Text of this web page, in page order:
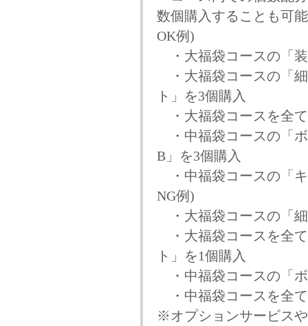
数個購入することも可
OK例)
・大福袋コースの「
・大福袋コースの「
ト」を3個購入
・大福袋コースを全
・中福袋コースの「
B」を3個購入
・中福袋コースの「
NG例)
・大福袋コースの「
・大福袋コースを全
ト」を1個購入
・中福袋コースの「
・中福袋コースを全
※オプションサービス